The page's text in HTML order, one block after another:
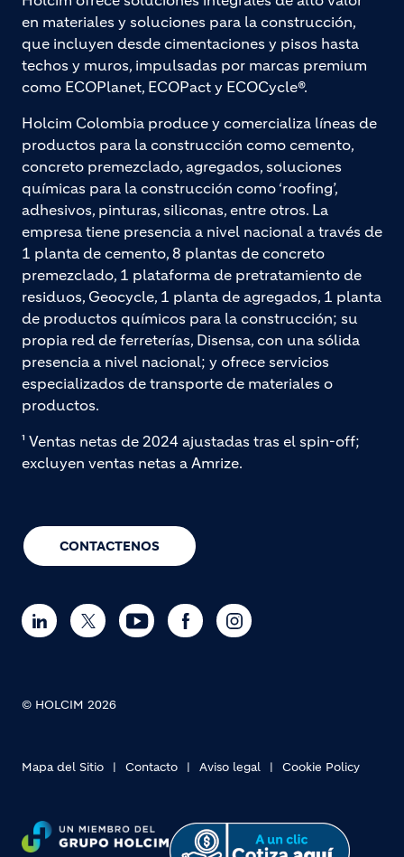
CONTACTENOS
en materiales y soluciones para la construcción,
que incluyen desde cimentaciones y pisos hasta
techos y muros, impulsadas por marcas premium
como ECOPlanet, ECOPact y ECOCycle®.
Holcim Colombia produce y comercializa líneas de
productos para la construcción como cemento,
concreto premezclado, agregados, soluciones
químicas para la construcción como ‘roofing’,
adhesivos, pinturas, siliconas, entre otros. La
empresa tiene presencia a nivel nacional a través de
1 planta de cemento, 8 plantas de concreto
premezclado, 1 plataforma de pretratamiento de
residuos, Geocycle, 1 planta de agregados, 1 planta
de productos químicos para la construcción; su
propia red de ferreterías, Disensa, con una sólida
presencia a nivel nacional; y ofrece servicios
especializados de transporte de materiales o
productos.
¹ Ventas netas de 2024 ajustadas tras el spin-off;
excluyen ventas netas a Amrize.
© HOLCIM 2026
Mapa del Sitio Contacto Aviso legal Cookie Policy